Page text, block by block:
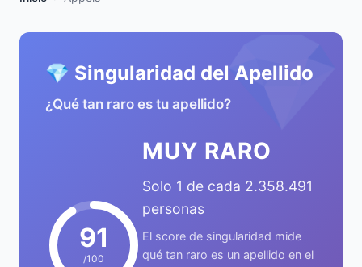
💎
💎 Singularidad del Apellido
¿Qué tan raro es tu apellido?
91
/100
MUY RARO
Solo 1 de cada 2.358.491
personas
El score de singularidad mide
qué tan raro es un apellido en el